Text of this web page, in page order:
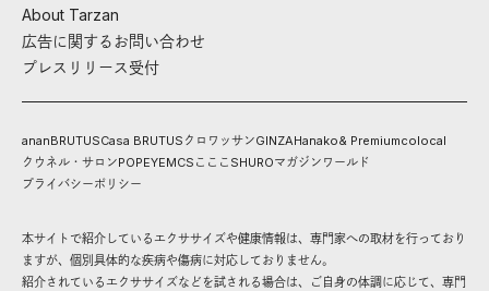
About Tarzan
広告に関するお問い合わせ
プレスリリース受付
ananBRUTUSCasa BRUTUS クロワッサンGINZAHanako& Premiumcolocal
クウネル・サロンPOPEYEMCS こここ SHUROマガジンワールド
プライバシーポリシー
本サイトで紹介しているエクササイズや健康情報は、専門家への取材を行っており
ますが、個別具体的な疾病や傷病に対応しておりません。
紹介されているエクササイズなどを試される場合は、ご自身の体調に応じて、専門